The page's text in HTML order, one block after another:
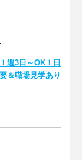
週3日～OK！日
＆職場見学あり